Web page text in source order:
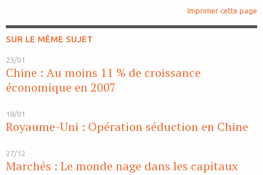
Imprimer cette page
SUR LE MÊME SUJET
23/01
Chine : Au moins 11 % de croissance
économique en 2007
18/01
Royaume-Uni : Opération séduction en Chine
27/12
Marchés : Le monde nage dans les capitaux